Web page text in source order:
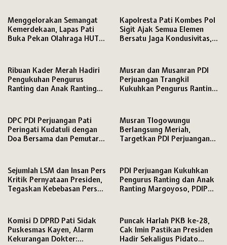
Menggelorakan Semangat
Kemerdekaan, Lapas Pati
Buka Pekan Olahraga HUT
Perlombaan
Kapolresta Pati Kombes Pol
Sigit Ajak Semua Elemen
Bersatu Jaga Kondusivitas,
Ribuan Kader Merah Hadiri
Pengukuhan Pengurus
Ranting dan Anak Ranting
Musran dan Musanran PDI
Perjuangan Trangkil
Kukuhkan Pengurus Ranting
DPC PDI Perjuangan Pati
Peringati Kudatuli dengan
Doa Bersama dan Pemutaran
Musran Tlogowungu
Berlangsung Meriah,
Targetkan PDI Perjuangan
Sejumlah LSM dan Insan Pers
Kritik Pernyataan Presiden,
Tegaskan Kebebasan Pers
PDI Perjuangan Kukuhkan
Pengurus Ranting dan Anak
Ranting Margoyoso, PDIP
Komisi D DPRD Pati Sidak
Puskesmas Kayen, Alarm
Kekurangan Dokter:
Puncak Harlah PKB ke-28,
Cak Imin Pastikan Presiden
Hadir Sekaligus Pidato